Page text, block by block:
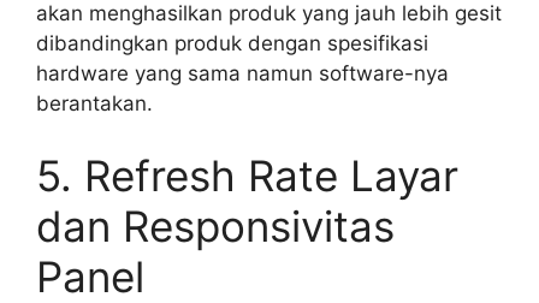
akan menghasilkan produk yang jauh lebih gesit
dibandingkan produk dengan spesifikasi
hardware yang sama namun software-nya
berantakan.
5. Refresh Rate Layar
dan Responsivitas
Panel